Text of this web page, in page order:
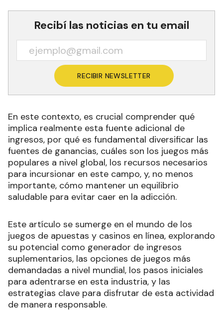
Recibí las noticias en tu email
RECIBIR NEWSLETTER
En este contexto, es crucial comprender qué
implica realmente esta fuente adicional de
ingresos, por qué es fundamental diversificar las
fuentes de ganancias, cuáles son los juegos más
populares a nivel global, los recursos necesarios
para incursionar en este campo, y, no menos
importante, cómo mantener un equilibrio
saludable para evitar caer en la adicción.
Este artículo se sumerge en el mundo de los
juegos de apuestas y casinos en línea, explorando
su potencial como generador de ingresos
suplementarios, las opciones de juegos más
demandadas a nivel mundial, los pasos iniciales
para adentrarse en esta industria, y las
estrategias clave para disfrutar de esta actividad
de manera responsable.